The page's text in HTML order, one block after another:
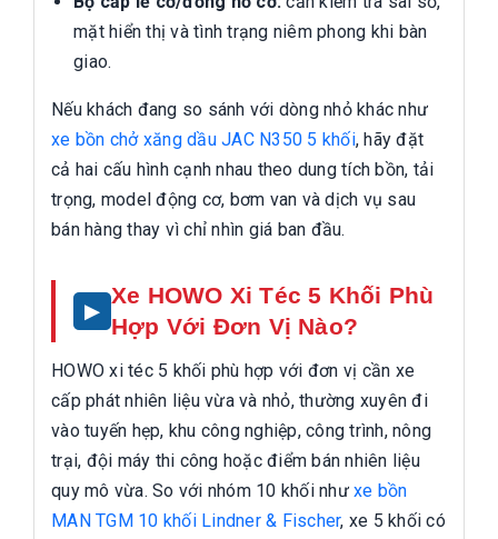
mặt hiển thị và tình trạng niêm phong khi bàn
giao.
Nếu khách đang so sánh với dòng nhỏ khác như
xe bồn chở xăng dầu JAC N350 5 khối, hãy đặt
cả hai cấu hình cạnh nhau theo dung tích bồn, tải
trọng, model động cơ, bơm van và dịch vụ sau
bán hàng thay vì chỉ nhìn giá ban đầu.
Xe HOWO Xi Téc 5 Khối Phù
Hợp Với Đơn Vị Nào?
HOWO xi téc 5 khối phù hợp với đơn vị cần xe
cấp phát nhiên liệu vừa và nhỏ, thường xuyên đi
vào tuyến hẹp, khu công nghiệp, công trình, nông
trại, đội máy thi công hoặc điểm bán nhiên liệu
quy mô vừa. So với nhóm 10 khối như xe bồn
MAN TGM 10 khối Lindner & Fischer, xe 5 khối có